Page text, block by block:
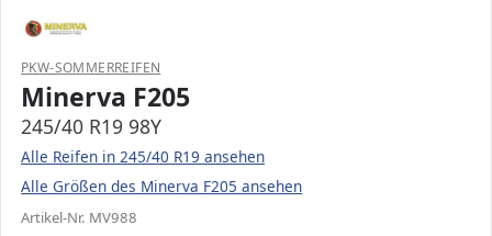
PKW-SOMMERREIFEN
Minerva F205
245/40 R19 98Y
Alle Reifen in 245/40 R19 ansehen
Alle Größen des Minerva F205 ansehen
Artikel-Nr. MV988